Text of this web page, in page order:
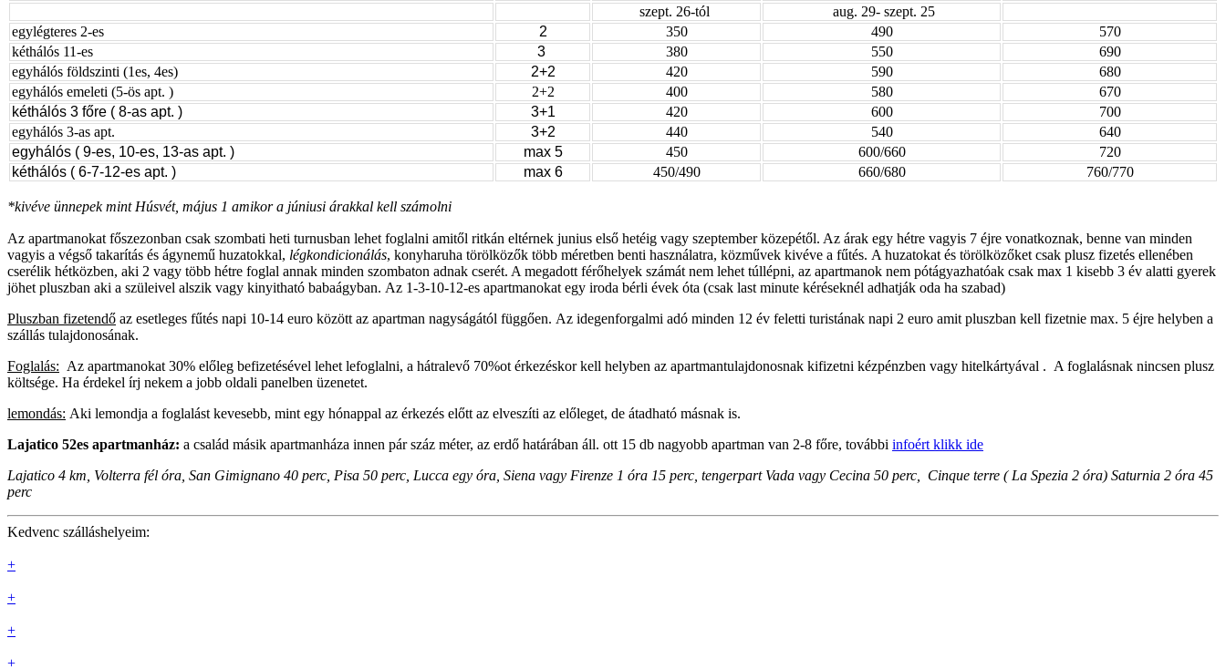
szept. 26-tól
aug. 29- szept. 25
egylégteres 2-es
2 350 490
570
kéthálós 11-es
3 380 550
690
egyhálós földszinti (1es, 4es)
2+2 420 590
680
egyhálós emeleti (5-ös apt. )
2+2 400 580
670
kéthálós 3 főre ( 8-as apt. )
3+1 420 600
700
egyhálós 3-as apt.
3+2 440 540
640
egyhálós ( 9-es, 10-es, 13-as apt. )
max 5 450 600/660
720
kéthálós ( 6-7-12-es apt. )
max 6 450/490 660/680 760/770
*kivéve ünnepek mint Húsvét, május 1 amikor a júniusi árakkal kell számolni
Az apartmanokat főszezonban csak szombati heti turnusban lehet foglalni amitől ritkán eltérnek junius első hetéig vagy szeptember közepétől. Az árak egy hétre vagyis 7 éjre vonatkoznak, benne van minden
vagyis a végső takarítás és ágynemű huzatokkal, légkondicionálás, konyharuha törölközők több méretben benti használatra, közművek kivéve a fűtés. A huzatokat és törölközőket csak plusz fizetés ellenében
cserélik hétközben, aki 2 vagy több hétre foglal annak minden szombaton adnak cserét. A megadott férőhelyek számát nem lehet túllépni, az apartmanok nem pótágyazhatóak csak max 1 kisebb 3 év alatti gyerek
jöhet pluszban aki a szüleivel alszik vagy kinyitható babaágyban. Az 1-3-10-12-es apartmanokat egy iroda bérli évek óta (csak last minute kéréseknél adhatják oda ha szabad)
Pluszban fizetendő az esetleges fűtés napi 10-14 euro között az apartman nagyságától függően. Az idegenforgalmi adó minden 12 év feletti turistának napi 2 euro amit pluszban kell fizetnie max. 5 éjre helyben a
szállás tulajdonosának.
Foglalás: Az apartmanokat 30% előleg befizetésével lehet lefoglalni, a hátralevő 70%ot érkezéskor kell helyben az apartmantulajdonosnak kifizetni kézpénzben vagy hitelkártyával . A foglalásnak nincsen plusz
költsége. Ha érdekel írj nekem a jobb oldali panelben üzenetet.
lemondás: Aki lemondja a foglalást kevesebb, mint egy hónappal az érkezés előtt az elveszíti az előleget, de átadható másnak is.
Lajatico 52es apartmanház: a család másik apartmanháza innen pár száz méter, az erdő határában áll. ott 15 db nagyobb apartman van 2-8 főre, további infoért klikk ide
Lajatico 4 km, Volterra fél óra, San Gimignano 40 perc, Pisa 50 perc, Lucca egy óra, Siena vagy Firenze 1 óra 15 perc, tengerpart Vada vagy Cecina 50 perc, Cinque terre ( La Spezia 2 óra) Saturnia 2 óra 45
perc
Kedvenc szálláshelyeim:
+
+
+
+